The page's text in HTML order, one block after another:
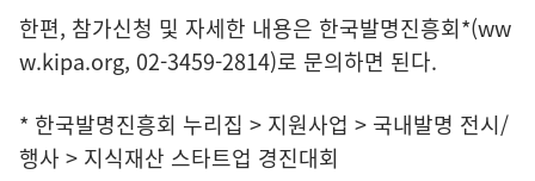
한편, 참가신청 및 자세한 내용은 한국발명진흥회*(ww
w.kipa.org, 02-3459-2814)로 문의하면 된다.
* 한국발명진흥회 누리집 > 지원사업 > 국내발명 전시/
행사 > 지식재산 스타트업 경진대회